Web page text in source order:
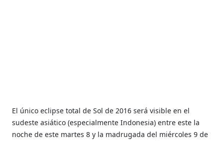
El únicoeclipse total de Solde 2016 será visible en el
sudeste asiático (especialmente Indonesia) entre este la
noche de este martes 8 y la madrugada del miércoles 9 de